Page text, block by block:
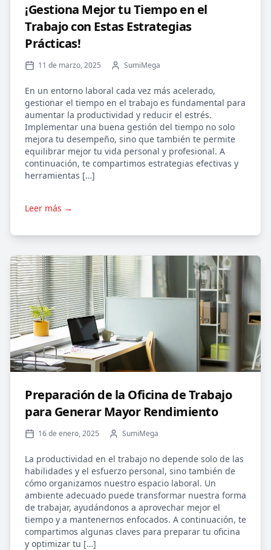
¡Gestiona Mejor tu Tiempo en el
Trabajo con Estas Estrategias
Prácticas!
11 de marzo, 2025 SumiMega
En un entorno laboral cada vez más acelerado,
gestionar el tiempo en el trabajo es fundamental para
aumentar la productividad y reducir el estrés.
Implementar una buena gestión del tiempo no solo
mejora tu desempeño, sino que también te permite
equilibrar mejor tu vida personal y profesional. A
continuación, te compartimos estrategias efectivas y
herramientas […]
Leer más →
Preparación de la Oficina de Trabajo
para Generar Mayor Rendimiento
16 de enero, 2025 SumiMega
La productividad en el trabajo no depende solo de las
habilidades y el esfuerzo personal, sino también de
cómo organizamos nuestro espacio laboral. Un
ambiente adecuado puede transformar nuestra forma
de trabajar, ayudándonos a aprovechar mejor el
tiempo y a mantenernos enfocados. A continuación, te
compartimos algunas claves para preparar tu oficina
y optimizar tu […]